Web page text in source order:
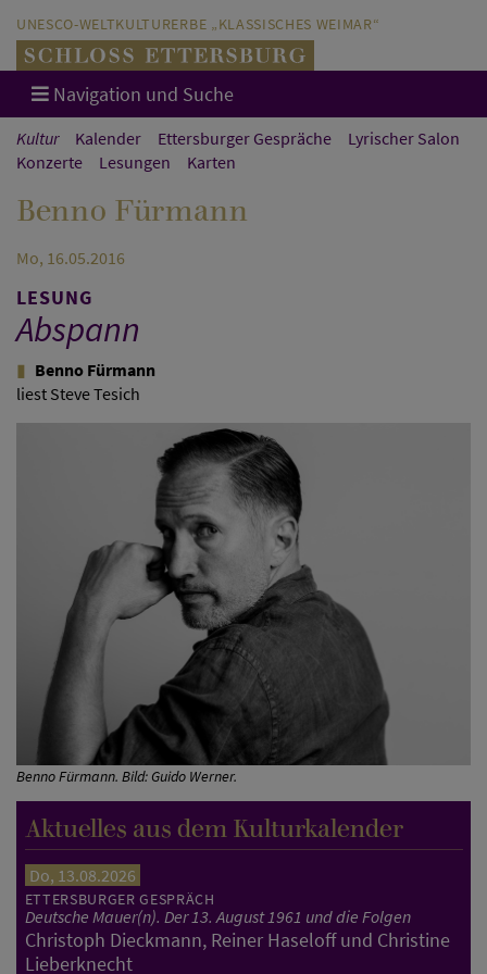
UNESCO-WELTKULTURERBE „KLASSISCHES WEIMAR“
Navigation und Suche
Kultur Kalender Ettersburger Gespräche
Lyrischer Salon
Konzerte
Lesungen Karten
Benno Fürmann
Mo, 16.05.2016
LESUNG
Abspann
Benno Fürmann
liest Steve Tesich
Benno Fürmann. Bild: Guido Werner.
Aktuelles aus dem Kulturkalender
Do, 13.08.2026
ETTERSBURGER GESPRÄCH
Deutsche Mauer(n). Der 13. August 1961 und die Folgen
Christoph Dieckmann, Reiner Haseloff und Christine
Lieberknecht